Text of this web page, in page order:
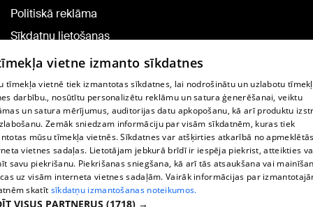
Politiskā reklāma
Sīkdatņu lietošanas
noteikumi
Komentāru pievienošana
TV programma
Līguma noteikumi
360 Ziņu kontakti
Helio Media
vietne izmanto sīkdatnes
tīmekļa vietnē tiek izmantotas sīkdatnes, lai nodrošinātu un uzlabotu
darbību., nosūtītu personalizētu reklāmu un satura ģenerēšanai, veiktu
un satura mērījumus, auditorijas datu apkopošanu, kā arī produktu
Zemāk sniedzam informāciju par visām sīkdatnēm, kuras tiek
mūsu tīmekļa vietnēs. Sīkdatnes var atšķirties atkarībā no
vietnes sadaļas. Lietotājam jebkurā brīdī ir iespēja piekrist, atteikties
savu piekrišanu. Piekrišanas sniegšana, kā arī tās atsaukšana vai
uz visām interneta vietnes sadaļām. Vairāk informācijas par
skatīt sīkdatņu izmantošanas noteikumos.
VISUS PARTNERUS (1718) →